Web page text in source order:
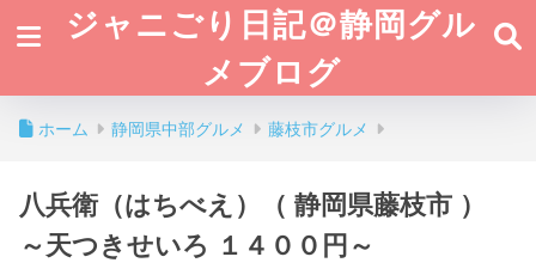
ジャニごり日記＠静岡グル
メブログ
ホーム 静岡県中部グルメ 藤枝市グルメ
八兵衛（はちべえ）（ 静岡県藤枝市 ）
～天つきせいろ １４００円～